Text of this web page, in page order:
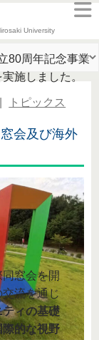
University
トピックス
会及び海外
80周年記念事業
施しました。
窓会を開
流を通じ
ィの基礎
的な視野